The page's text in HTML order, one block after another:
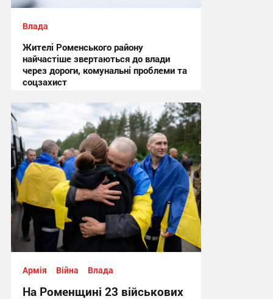
Влада
Жителі Роменського району
найчастіше звертаються до влади
через дороги, комунальні проблеми та
соцзахист
Армія Війна Влада
На Роменщині 23 військових